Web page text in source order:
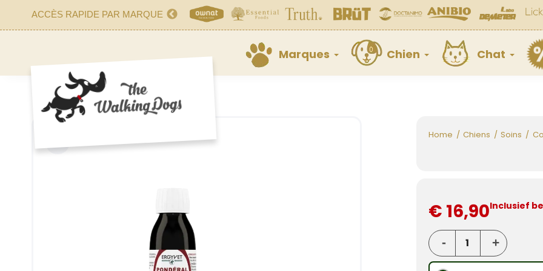
ACCÈS RAPIDE PAR MARQUE
Marques Chien Chat
Home Chiens Soins
€ 16,90Inclusief